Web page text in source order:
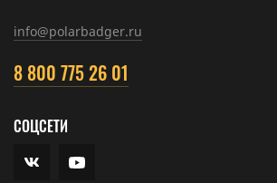
info@polarbadger.ru
8 800 775 26 01
СОЦСЕТИ